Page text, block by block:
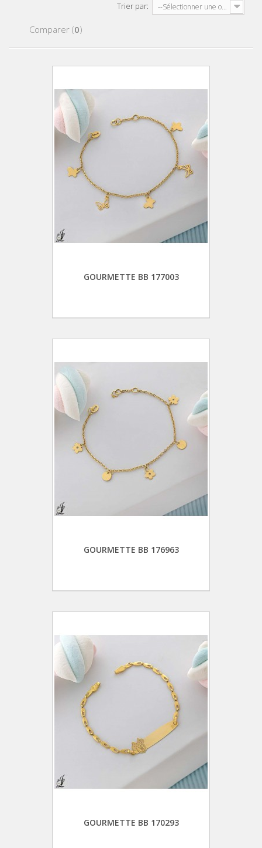
Trier par: --Sélectionner une option--
Comparer (0)
GOURMETTE BB 177003
GOURMETTE BB 176963
GOURMETTE BB 170293